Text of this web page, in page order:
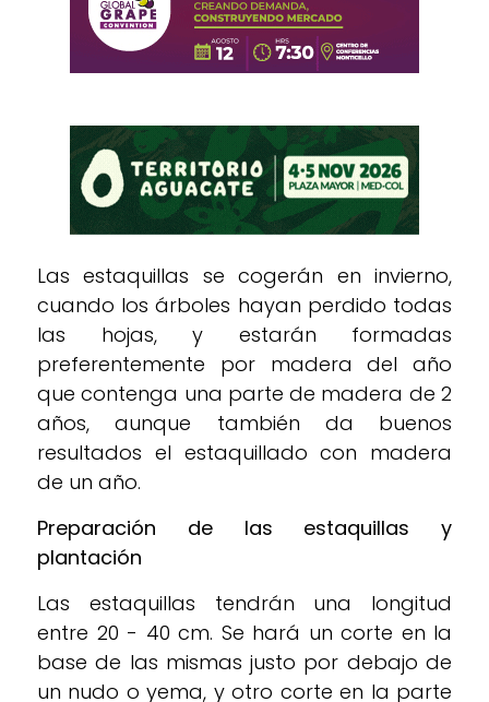
Las estaquillas se cogerán en invierno,
cuando los árboles hayan perdido todas
las hojas, y estarán formadas
preferentemente por madera del año
que contenga una parte de madera de 2
años, aunque también da buenos
resultados el estaquillado con madera
de un año.
Preparación de las estaquillas y
plantación
Las estaquillas tendrán una longitud
entre 20 - 40 cm. Se hará un corte en la
base de las mismas justo por debajo de
un nudo o yema, y otro corte en la parte